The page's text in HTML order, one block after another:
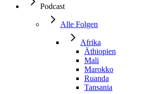
Podcast
Alle Folgen
Afrika
Äthiopien
Mali
Marokko
Ruanda
Tansania